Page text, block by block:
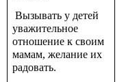
Вызывать у детей
уважительное
отношение к своим
мамам, желание их
радовать.